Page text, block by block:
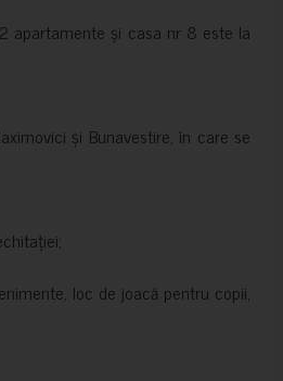
apartamente și casa nr 8 este la
și Bunavestire, în care se
loc de joacă pentru copii,